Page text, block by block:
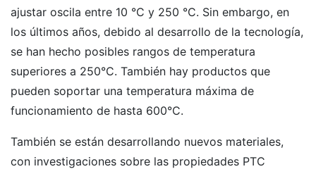
ajustar oscila entre 10 °C y 250 °C. Sin embargo, en
los últimos años, debido al desarrollo de la tecnología,
se han hecho posibles rangos de temperatura
superiores a 250°C. También hay productos que
pueden soportar una temperatura máxima de
funcionamiento de hasta 600°C.
También se están desarrollando nuevos materiales,
con investigaciones sobre las propiedades PTC